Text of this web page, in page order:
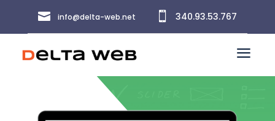
a
 info@delta-web.net  340.93.53.767